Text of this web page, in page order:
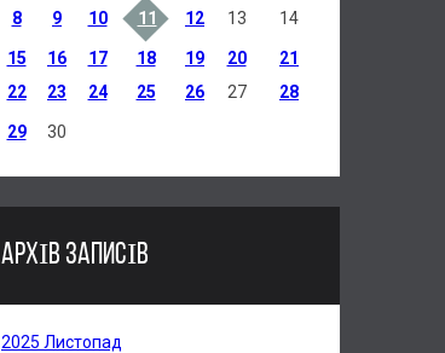
8 9 10 11 12 13 14
15 16 17 18 19 20
21
22
23 24 25 26 27 28
29 30
АРХІВ ЗАПИСІВ
2025 Листопад